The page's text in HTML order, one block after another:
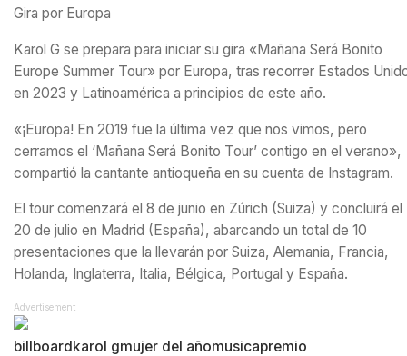
Gira por Europa
Karol G se prepara para iniciar su gira «Mañana Será Bonito
Europe Summer Tour» por Europa, tras recorrer Estados
en 2023 y Latinoamérica a principios de este año.
«¡Europa! En 2019 fue la última vez que nos vimos, pero
cerramos el ‘Mañana Será Bonito Tour’ contigo en el verano»,
compartió la cantante antioqueña en su cuenta de Instagram.
El tour comenzará el 8 de junio en Zúrich (Suiza) y concluirá el
20 de julio en Madrid (España), abarcando un total de 10
presentaciones que la llevarán por Suiza, Alemania, Francia,
Holanda, Inglaterra, Italia, Bélgica, Portugal y España.
Advertisement
billboardkarol gmujer del añomusicapremio